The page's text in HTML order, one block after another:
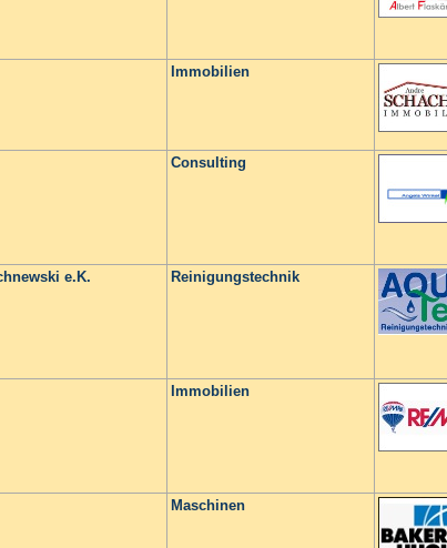
Immobilien
Consulting
e.K.
Reinigungstechnik
Immobilien
Maschinen